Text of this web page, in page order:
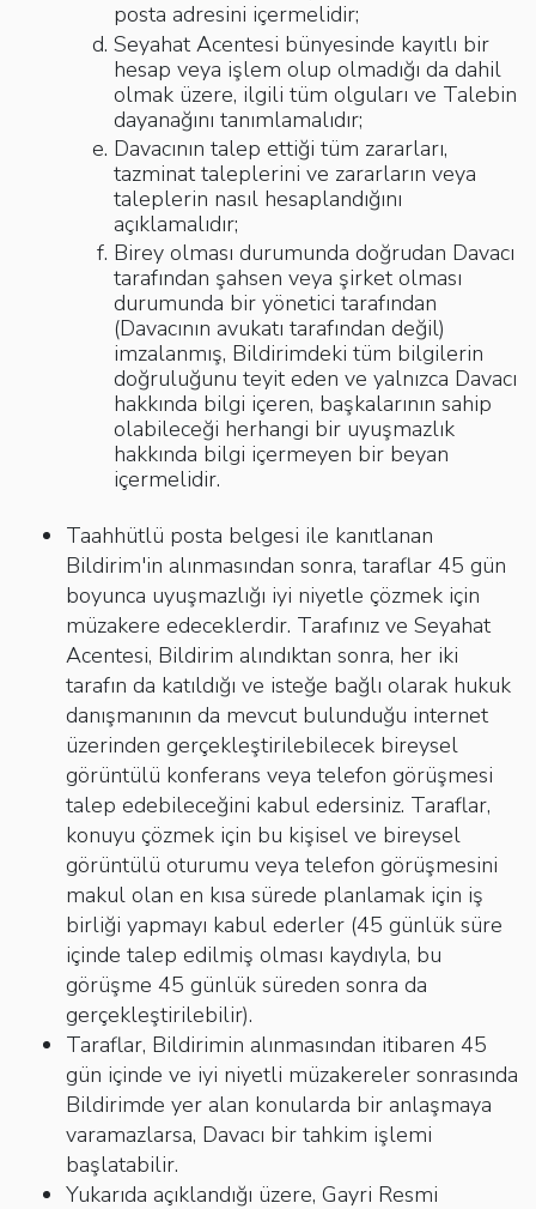
posta adresini içermelidir;
Seyahat Acentesi bünyesinde kayıtlı bir
hesap veya işlem olup olmadığı da dahil
olmak üzere, ilgili tüm olguları ve Talebin
dayanağını tanımlamalıdır;
Davacının talep ettiği tüm zararları,
tazminat taleplerini ve zararların veya
taleplerin nasıl hesaplandığını
açıklamalıdır;
Birey olması durumunda doğrudan Davacı
tarafından şahsen veya şirket olması
durumunda bir yönetici tarafından
(Davacının avukatı tarafından değil)
imzalanmış, Bildirimdeki tüm bilgilerin
doğruluğunu teyit eden ve yalnızca Davacı
hakkında bilgi içeren, başkalarının sahip
olabileceği herhangi bir uyuşmazlık
hakkında bilgi içermeyen bir beyan
içermelidir.
Taahhütlü posta belgesi ile kanıtlanan
Bildirim'in alınmasından sonra, taraflar 45 gün
boyunca uyuşmazlığı iyi niyetle çözmek için
müzakere edeceklerdir. Tarafınız ve Seyahat
Acentesi, Bildirim alındıktan sonra, her iki
tarafın da katıldığı ve isteğe bağlı olarak hukuk
danışmanının da mevcut bulunduğu internet
üzerinden gerçekleştirilebilecek bireysel
görüntülü konferans veya telefon görüşmesi
talep edebileceğini kabul edersiniz. Taraflar,
konuyu çözmek için bu kişisel ve bireysel
görüntülü oturumu veya telefon görüşmesini
makul olan en kısa sürede planlamak için iş
birliği yapmayı kabul ederler (45 günlük süre
içinde talep edilmiş olması kaydıyla, bu
görüşme 45 günlük süreden sonra da
gerçekleştirilebilir).
Taraflar, Bildirimin alınmasından itibaren 45
gün içinde ve iyi niyetli müzakereler sonrasında
Bildirimde yer alan konularda bir anlaşmaya
varamazlarsa, Davacı bir tahkim işlemi
başlatabilir.
Yukarıda açıklandığı üzere, Gayri Resmi